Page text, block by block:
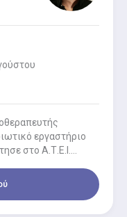
εργαστήριο
στο Α.Τ.Ε.Ι.